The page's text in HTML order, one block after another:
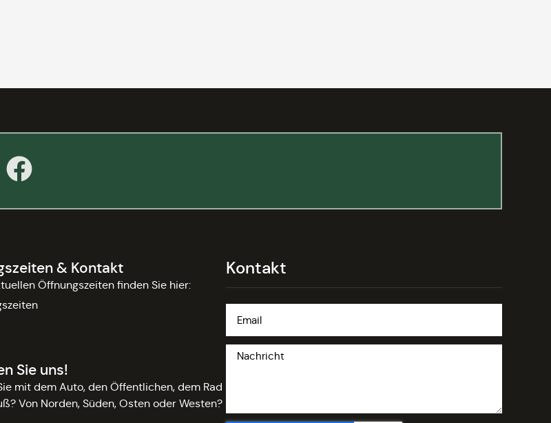
& Kontakt
Öffnungszeiten finden Sie hier:
Sie uns!
mit dem Auto, den Öffentlichen, dem Rad
Von Norden, Süden, Osten oder Westen?
Kontakt